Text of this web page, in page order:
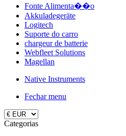
Fonte Alimenta��o
Akkuladegeräte
Logitech
Suporte do carro
chargeur de batterie
Webfleet Solutions
Magellan
Native Instruments
Fechar menu
Categorias